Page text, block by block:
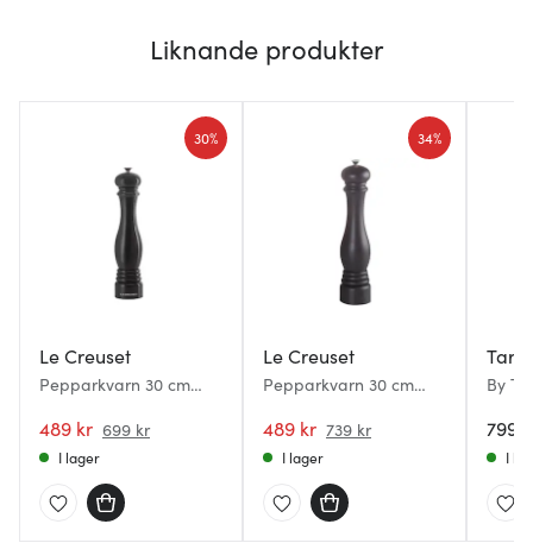
Liknande produkter
Le Creuset
Pepparkvarn 30 cm
489 kr 699 kr
30%
I lager
Le Creuset
Pepparkvarn 30 cm
489 kr 739 kr
34%
I lager
By
40
799
I